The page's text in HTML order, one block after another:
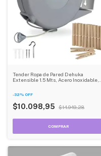
Tender Ropa de Pared Dehuka
Extensible 1.5 Mts, Acero Inoxidable,
-32% OFF
$10.098,95 $14.949,28